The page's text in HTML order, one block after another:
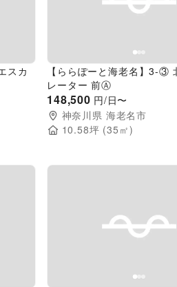
スカ
Previous slide
【ららぽーと海老名】3-③
レーター 前Ⓐ
148,500 円/日〜
神奈川県 海老名市
10.58坪 (35 ㎡)
Previous slide